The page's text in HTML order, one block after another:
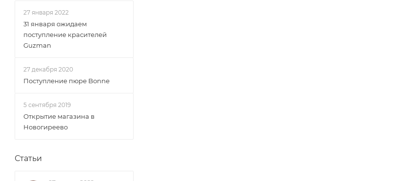
27 января 2022
31 января ожидаем
поступление красителей
Guzman
27 декабря 2020
Поступление пюре Bonne
5 сентября 2019
Открытие магазина в
Новогиреево
Статьи